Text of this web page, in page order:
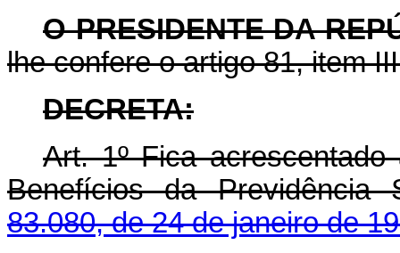
O PRESIDENTE DA
lhe confere o artigo 81, item
DECRETA:
Art. 1º Fica
Benefícios da
83.080, de 24 de janeiro de